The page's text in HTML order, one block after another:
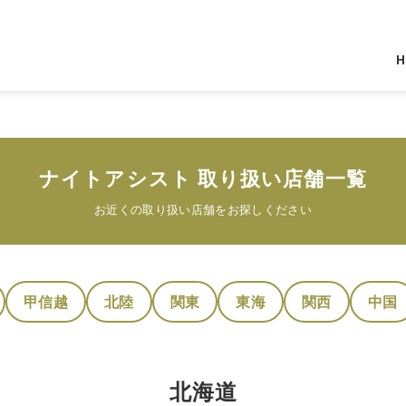
ナイトアシスト 取り扱い店舗一覧
お近くの取り扱い店舗をお探しください
甲信越 北陸 関東 東海 関西 中国
北海道